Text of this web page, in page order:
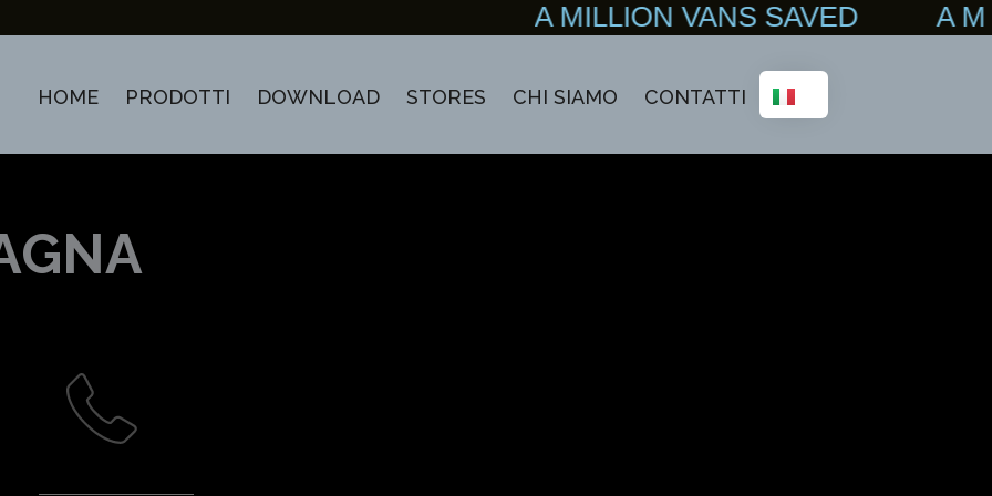
A MILLION VANS SAVED A
HOME PRODOTTI DOWNLOAD STORES CHI SIAMO CONTATTI